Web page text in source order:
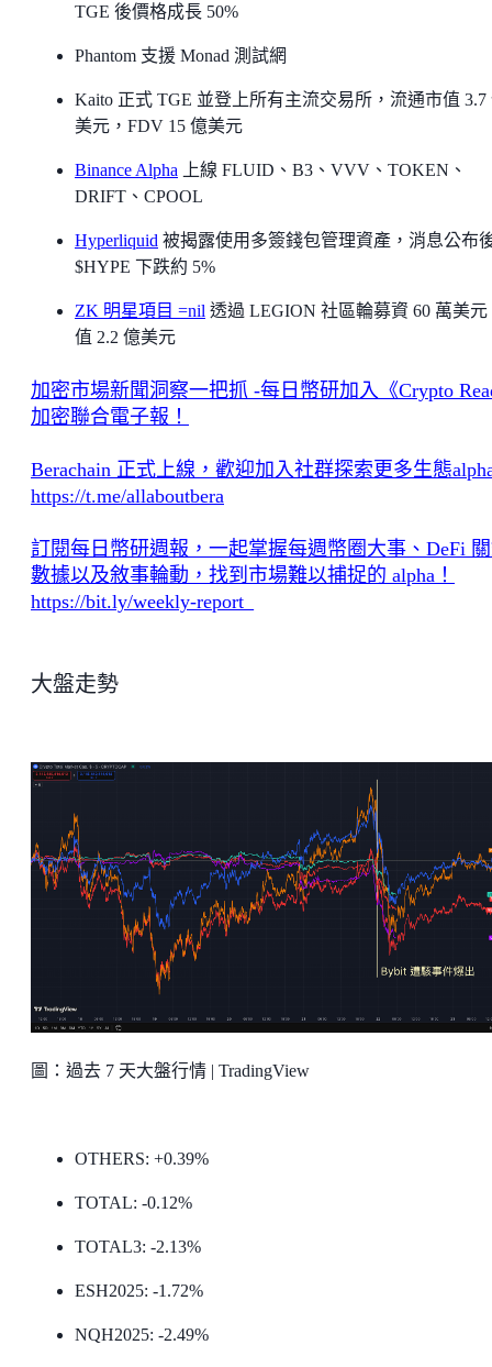
TGE 後價格成長 50%
Phantom 支援 Monad 測試網
Kaito 正式 TGE 並登上所有主流交易所，流通市值 3.7
美元，FDV 15 億美元
Binance Alpha 上線 FLUID、B3、VVV、TOKEN、
DRIFT、CPOOL
Hyperliquid 被揭露使用多簽錢包管理資產，消息公布
$HYPE 下跌約 5%
ZK 明星項目 =nil 透過 LEGION 社區輪募資 60 萬美元
值 2.2 億美元
加密市場新聞洞察一把抓 -每日幣研加入《Crypto
加密聯合電子報！
Berachain 正式上線，歡迎加入社群探索更多生態
https://t.me/allaboutbera
訂閱每日幣研週報，一起掌握每週幣圈大事、DeFi
數據以及敘事輪動，找到市場難以捕捉的 alpha！
https://bit.ly/weekly-report_
大盤走勢
圖：過去 7 天大盤行情 | TradingView
OTHERS: +0.39%
TOTAL: -0.12%
TOTAL3: -2.13%
ESH2025: -1.72%
NQH2025: -2.49%